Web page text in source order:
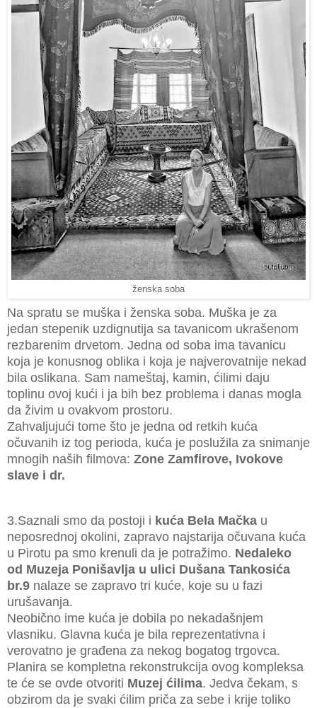
ženska soba
Na spratu se muška i ženska soba. Muška je za
jedan stepenik uzdignutija sa tavanicom ukrašenom
rezbarenim drvetom. Jedna od soba ima tavanicu
koja je konusnog oblika i koja je najverovatnije nekad
bila oslikana. Sam nameštaj, kamin, ćilimi daju
toplinu ovoj kući i ja bih bez problema i danas mogla
da živim u ovakvom prostoru.
Zahvaljujući tome što je jedna od retkih kuća
očuvanih iz tog perioda, kuća je poslužila za snimanje
mnogih naših filmova: Zone Zamfirove, Ivokove
slave i dr.
3.Saznali smo da postoji i kuća Bela Mačka u
neposrednoj okolini, zapravo najstarija očuvana kuća
u Pirotu pa smo krenuli da je potražimo. Nedaleko
od Muzeja Ponišavlja u ulici Dušana Tankosića
br.9 nalaze se zapravo tri kuće, koje su u fazi
urušavanja.
Neobično ime kuća je dobila po nekadašnjem
vlasniku. Glavna kuća je bila reprezentativna i
verovatno je građena za nekog bogatog trgovca.
Planira se kompletna rekonstrukcija ovog kompleksa
te će se ovde otvoriti Muzej ćilima. Jedva čekam, s
obzirom da je svaki ćilim priča za sebe i krije toliko